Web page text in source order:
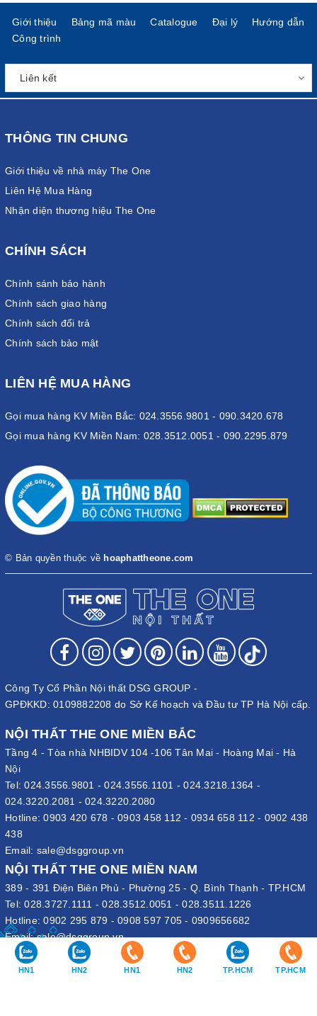
Giới thiệu Bảng mã màu Catalogue Đại lý
Hướng dẫn
Công trình
THÔNG TIN CHUNG
Giới thiệu về nhà máy The One
Liên Hệ Mua Hàng
Nhận diện thương hiệu The One
CHÍNH SÁCH
Chính sánh bảo hành
Chính sách giao hàng
Chính sách đổi trả
Chính sách bảo mật
LIÊN HỆ MUA HÀNG
Gọi mua hàng KV Miền Bắc: 024.3556.9801 - 090.3420.678
Gọi mua hàng KV Miền Nam: 028.3512.0051 - 090.2295.879
© Bản quyền thuộc về hoaphattheone.com
Công Ty Cổ Phần Nội thất DSG GROUP -
GPĐKKD: 0109882208 do Sở Kế hoạch và Đầu tư TP Hà Nội cấp.
NỘI THẤT THE ONE MIỀN BẮC
Tầng 4 - Tòa nhà NHBIDV 104 -106 Tân Mai - Hoàng Mai - Hà
Nội
Tel:024.3556.9801 -024.3556.1101 -024.3218.1364 -
024.3220.2081 - 024.3220.2080
Hotline:0903 420 678 - 0903 458 112 - 0934 658 112 - 0902 438
438
Email: sale@dsggroup.vn
NỘI THẤT THE ONE MIỀN NAM
389 - 391 Điện Biên Phủ - Phường 25 - Q. Bình Thạnh - TP.HCM
Tel:028.3727.1111 -028.3512.0051 -028.3511.1226
Hotline:0902 295 879 - 0908 597 705 - 0909656682
Email:sale@dsggroup.vn
VĂN PHÒNG TẬP ĐOÀN
109 Trần Hưng Đạo - P. Cửa Nam - Q. Hoàn Kiếm - Hà Nội
HN1 HN2 HN1 HN2 TP.HCM TP.HCM